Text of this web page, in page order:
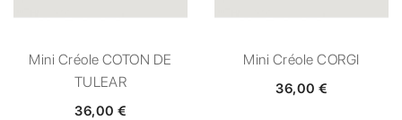
Mini Créole COTON DE
TULEAR
36,00 €
Mini Créole CORGI
36,00 €